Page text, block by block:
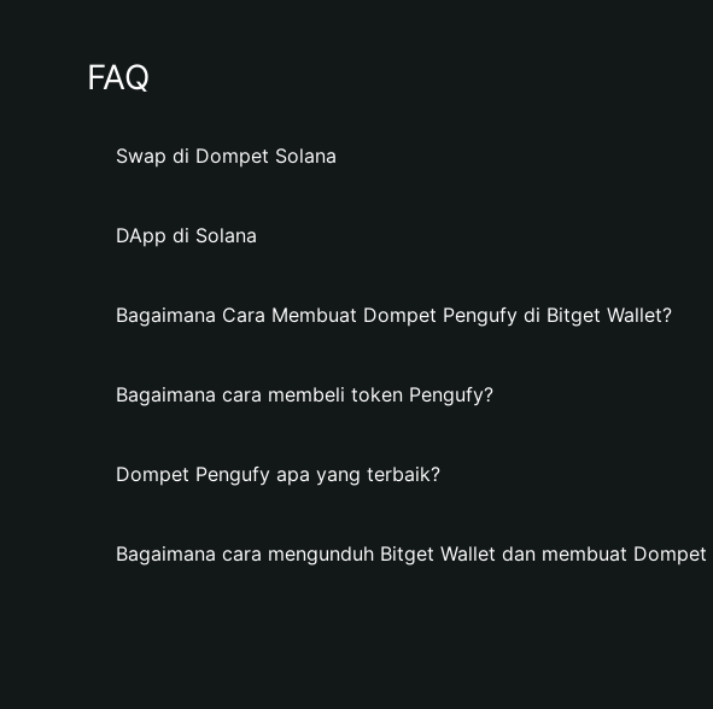
FAQ
Swap di Dompet Solana
DApp di Solana
Bagaimana Cara Membuat Dompet Pengufy di Bitget Wallet?
Bagaimana cara membeli token Pengufy?
Dompet Pengufy apa yang terbaik?
Bagaimana cara mengunduh Bitget Wallet dan membuat Dompet